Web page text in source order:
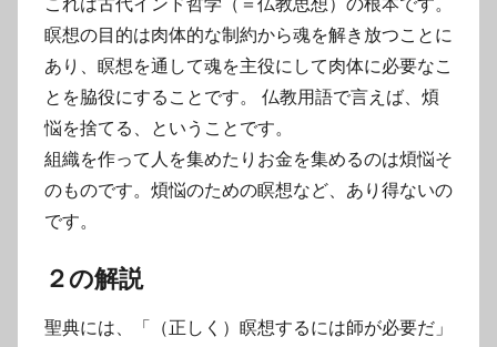
瞑想の目的は肉体的な制約から魂を解き放つことに
あり、瞑想を通して魂を主役にして肉体に必要なこ
とを脇役にすることです。 仏教用語で言えば、煩
悩を捨てる、ということです。
組織を作って人を集めたりお金を集めるのは煩悩そ
のものです。煩悩のための瞑想など、あり得ないの
です。
２の解説
聖典には、「（正しく）瞑想するには師が必要だ」